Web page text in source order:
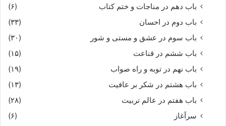
باب دهم در مناجات و ختم کتاب
(۶)
باب دوم در احسان
(۳۳)
باب سوم در عشق و مستی و شور
(۳۰)
باب ششم در قناعت
(۱۵)
باب نهم در توبه و راه صواب
(۱۹)
باب هشتم در شکر بر عافیت
(۱۳)
باب هفتم در عالم تربیت
(۲۸)
سرآغاز
(۶)